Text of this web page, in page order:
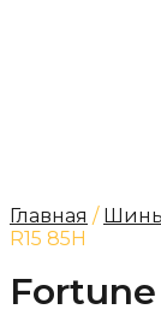
Главная /
R15 85H
Fortune